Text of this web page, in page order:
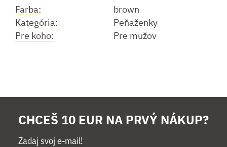
Farba:
brown
Kategória:
Peňaženky
Pre koho:
Pre mužov
CHCEŠ 10 EUR NA PRVÝ NÁKUP?
Zadaj svoj e-mail!